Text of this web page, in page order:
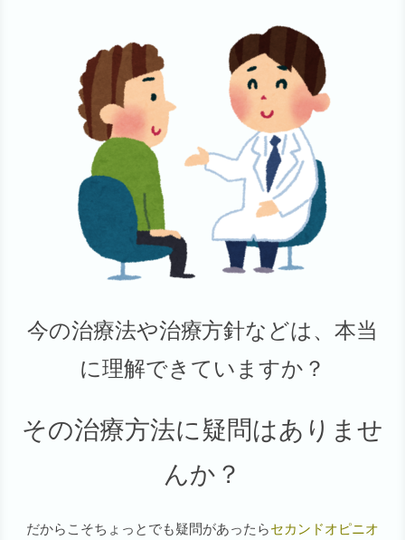
今の治療法や治療方針などは、本当
に理解できていますか？
その治療方法に疑問はありませ
んか？
だからこそちょっとでも疑問があったらセカンドオピニオ